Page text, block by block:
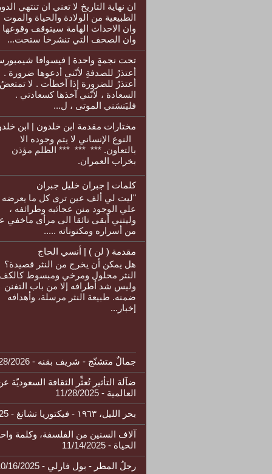
ان نهاية التاريخ لا تعني ان تنتهي
الطبيعية من الولادة والحياة والموت
وان الاحداث الهامة سيتوقف وقوعها
وان الصحف التي تنشرخا ستحت...
تحت نجمةٍ واحدة | فيسوافا
أعتذرُ للصدفةِ لأنّني أدعوها ضرورة .
أعتذرُ للضرورة إذا أخطأت . لا تمتعضُ
السعادة ، لأنّني آخذها كسعادتي .
فليَنسَني الموتى ، ل...
مختارات مقدمة ابن خلدون | ابن
النوع الإنساني لا يتم وجوده الا
بالتعاون. *** *** *** الظلم مؤذن
بخراب العمران.
كلمات | جبران خليل جبران
"ليت لي ألف عين ترى كل ما يعرضه
علي الوجود منن عجائبه وطرائفه ،
وليتني أبقى تائقا الى مرأى ماخفي
من أسراره ومكنوناته .....
مقدمة ( لن ) | أنسي الحاج
هل يمكن أن يخرج من النثر قصيدة؟
النثر محلول ومرخي ومبسوط
وليس شد أطرافه إلا من باب التفنن
ضمنه. طبيعة النثر مرسلة، وأهدافه
إخبار...
جمالٌ متشنّج - شريف بقنه - 1/28/2026
ضآلة التأثير تُعثِّر الثقافة السعوديّة
العالمية - 11/28/2025
بحر الليل، ١٩٦٣ - فيكتوريا تشانغ
- 11/20/2025
آلاف السنين من الفلسفة، وكلمة
الحياة - 11/14/2025
رجلُ المطر - بول فارلي - 10/16/2025